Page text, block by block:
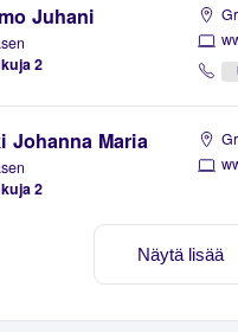
Juhani
2
Johanna Maria
2
Näytä lisää